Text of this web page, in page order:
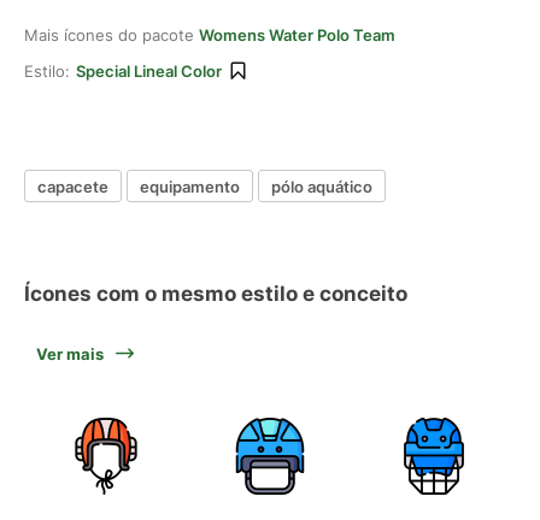
Mais ícones do pacote Womens Water Polo Team
Estilo: Special Lineal Color
capacete equipamento pólo aquático
Ícones com o mesmo estilo e conceito
Ver mais